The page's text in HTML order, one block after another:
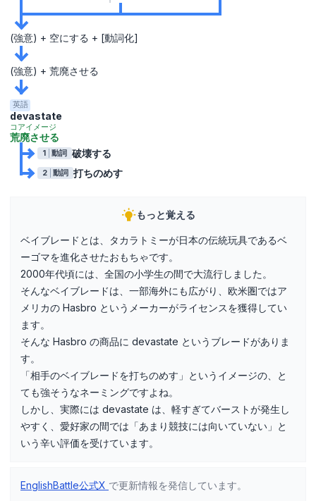
(強意) + 空にする + [動詞化]
(強意) + 荒廃させる
英語
devastate
コアイメージ
荒廃させる
1 動詞 破壊する
2 動詞 打ちのめす
もっと覚える
ベイブレードとは、タカラトミーが日本の伝統玩具であるベ
ーゴマを進化させたおもちゃです。
2000年代頃には、全国の小学生の間で大流行しました。
そんなベイブレードは、一部海外にも広がり、欧米圏ではア
メリカの Hasbro というメーカーがライセンスを獲得してい
ます。
そんな Hasbro の商品に devastate というブレードがありま
す。
「相手のベイブレードを打ちのめす」というイメージの、と
ても強そうなネーミングですよね。
しかし、実際には devastate は、軽すぎてバーストが発生し
やすく、愛好家の間では「あまり競技には向いていない」と
いう辛い評価を受けています。
EnglishBattle公式X で更新情報を発信しています。